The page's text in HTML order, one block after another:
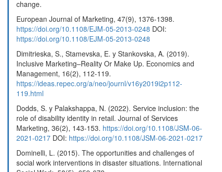
change.
European Journal of Marketing, 47(9), 1376-1398.
https://doi.org/10.1108/EJM-05-2013-0248 DOI:
https://doi.org/10.1108/EJM-05-2013-0248
Dimitrieska, S., Stamevska, E. y Stankovska, A. (2019).
Inclusive Marketing–Reality Or Make Up. Economics and
Management, 16(2), 112-119.
https://ideas.repec.org/a/neo/journl/v16y2019i2p112-
119.html
Dodds, S. y Palakshappa, N. (2022). Service inclusion: the
role of disability identity in retail. Journal of Services
Marketing, 36(2), 143-153. https://doi.org/10.1108/JSM-06-
2021-0217 DOI: https://doi.org/10.1108/JSM-06-2021-0217
Dominelli, L. (2015). The opportunities and challenges of
social work interventions in disaster situations. International